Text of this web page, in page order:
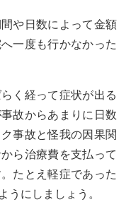
や日数によって金額
一度も行かなかった
く経って症状が出る
故からあまりに日数
事故と怪我の因果関
ら治療費を支払って
たとえ軽症であった
うにしましょう。